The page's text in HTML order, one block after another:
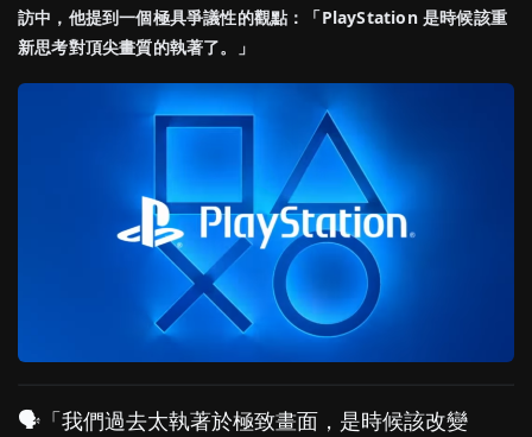
訪中，他提到一個極具爭議性的觀點：「PlayStation 是時候該重
新思考對頂尖畫質的執著了。」
🗣「我們過去太執著於極致畫面，是時候該改變